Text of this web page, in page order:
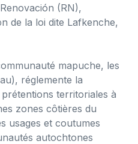
(RN),
de la loi dite Lafkenche,
mapuche, les
réglemente la
territoriales à
zones côtières du
usages et coutumes
autochtones